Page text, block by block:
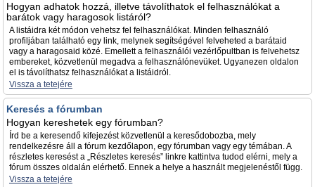
Hogyan adhatok hozzá, illetve távolíthatok el felhasználókat a
barátok vagy haragosok listáról?
A listáidra két módon vehetsz fel felhasználókat. Minden felhasználó
profiljában található egy link, melynek segítségével felveheted a barátaid
vagy a haragosaid közé. Emellett a felhasználói vezérlőpultban is felvehetsz
embereket, közvetlenül megadva a felhasználónevüket. Ugyanezen oldalon
el is távolíthatsz felhasználókat a listáidról.
Vissza a tetejére
Keresés a fórumban
Hogyan kereshetek egy fórumban?
Írd be a keresendő kifejezést közvetlenül a keresődobozba, mely
rendelkezésre áll a fórum kezdőlapon, egy fórumban vagy egy témában. A
részletes keresést a „Részletes keresés” linkre kattintva tudod elérni, mely a
fórum összes oldalán elérhető. Ennek a helye a használt megjelenéstől függ.
Vissza a tetejére